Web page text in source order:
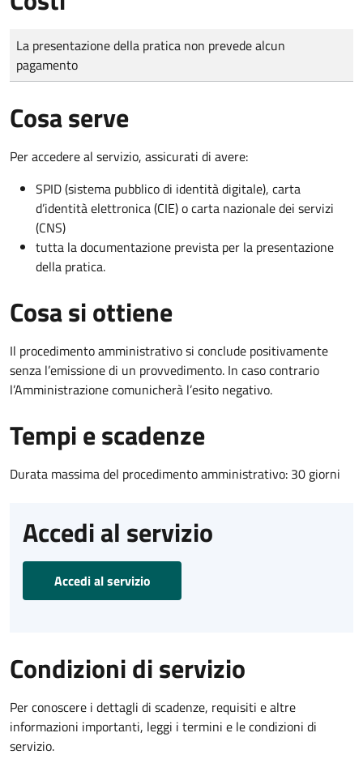
Tipo di pagamento
Importo
La presentazione della pratica non prevede alcun
pagamento
Cosa serve
Per accedere al servizio, assicurati di avere:
SPID (sistema pubblico di identità digitale), carta
d’identità elettronica (CIE) o carta nazionale dei servizi
(CNS)
tutta la documentazione prevista per la presentazione
della pratica.
Cosa si ottiene
Il procedimento amministrativo si conclude positivamente
senza l’emissione di un provvedimento. In caso contrario
l’Amministrazione comunicherà l’esito negativo.
Tempi e scadenze
Durata massima del procedimento amministrativo: 30 giorni
Accedi al servizio
Accedi al servizio
Condizioni di servizio
Per conoscere i dettagli di scadenze, requisiti e altre
informazioni importanti, leggi i termini e le condizioni di
servizio.